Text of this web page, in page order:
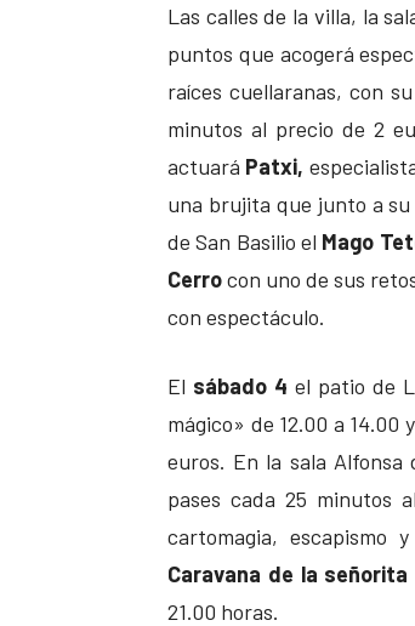
Las calles de la villa, la
puntos que acogerá
raíces cuellaranas, con
minutos al precio de 2
actuará Patxi,
una brujita que junto a
de San Basilio el Mago
Cerrocon uno de sus
con espectáculo.
El sábado 4 el patio de
mágico» de 12.00 a 14.00
euros. En la sala Alfonsa
pases cada 25 minutos
cartomagia, escapismo
Caravana de la señorita
21.00 horas.